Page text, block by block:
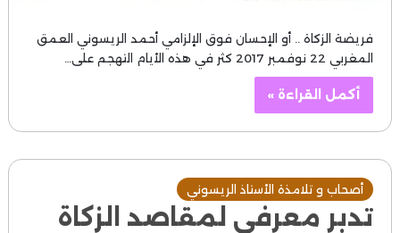
فريضة الزكاة .. أو الإحسان فوق الإلزامي أحمد الريسوني العمق
المغربي 22 نوفمبر 2017 كثر في هذه الأيام التهجم على…
أكمل القراءة »
أصحاب و تلامذة الأستاذ الريسوني
تدبر معرفي لمقاصد الزكاة